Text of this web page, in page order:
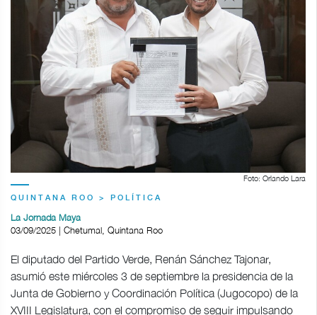
Foto: Orlando Lara
QUINTANA ROO > POLÍTICA
La Jornada Maya
03/09/2025 | Chetumal, Quintana Roo
El diputado del Partido Verde, Renán Sánchez Tajonar,
asumió este miércoles 3 de septiembre la presidencia de la
Junta de Gobierno y Coordinación Política (Jugocopo) de la
XVIII Legislatura, con el compromiso de seguir impulsando